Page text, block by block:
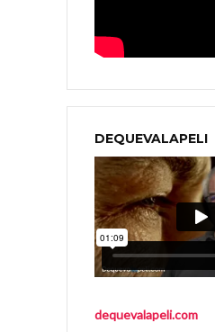
DEQUEVALAPELI
dequevalapeli.com